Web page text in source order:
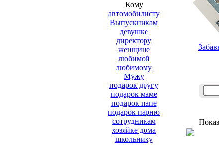
Кому
автомобилисту
Выпускникам
девушке
директору
женщине
любимой
любимому
Мужу
подарок другу
подарок маме
подарок папе
подарок парню
сотрудникам
хозяйке дома
школьнику